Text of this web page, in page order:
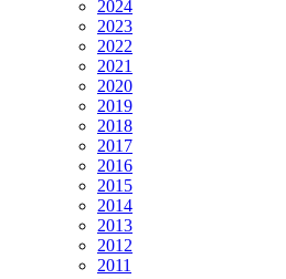
2024
2023
2022
2021
2020
2019
2018
2017
2016
2015
2014
2013
2012
2011